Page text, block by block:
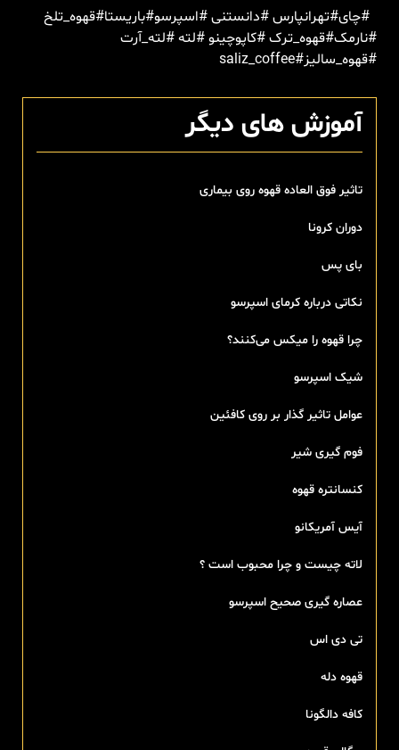
#چای#تهرانپارس#دانستنی#اسپرسو#باریستا#قهوه_تلخ
#نارمک#قهوه_ترک#کاپوچینو#لته#لته_آرت
#قهوه_سالیز#saliz_coffee
آموزش های دیگر
تاثیر فوق العاده قهوه روی بیماری
دوران کرونا
بای پس
نکاتی درباره کرمای اسپرسو
چرا قهوه را میکس می‌کنند؟
شیک اسپرسو
عوامل تاثیر گذار بر روی کافئین
فوم گیری شیر
کنسانتره قهوه
آیس آمریکانو
لاته چیست و چرا محبوب است ؟
عصاره گیری صحیح اسپرسو
تی‌ دی اس
قهوه دله
کافه دالگونا